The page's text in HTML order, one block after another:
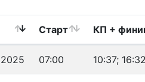
Старт КП +
07:00 10:37;